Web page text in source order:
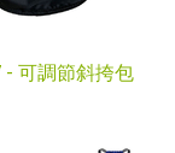
- 可調節斜挎包